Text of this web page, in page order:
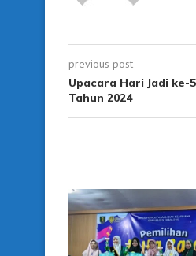
previous post
Upacara Hari Jadi ke-
Tahun 2024